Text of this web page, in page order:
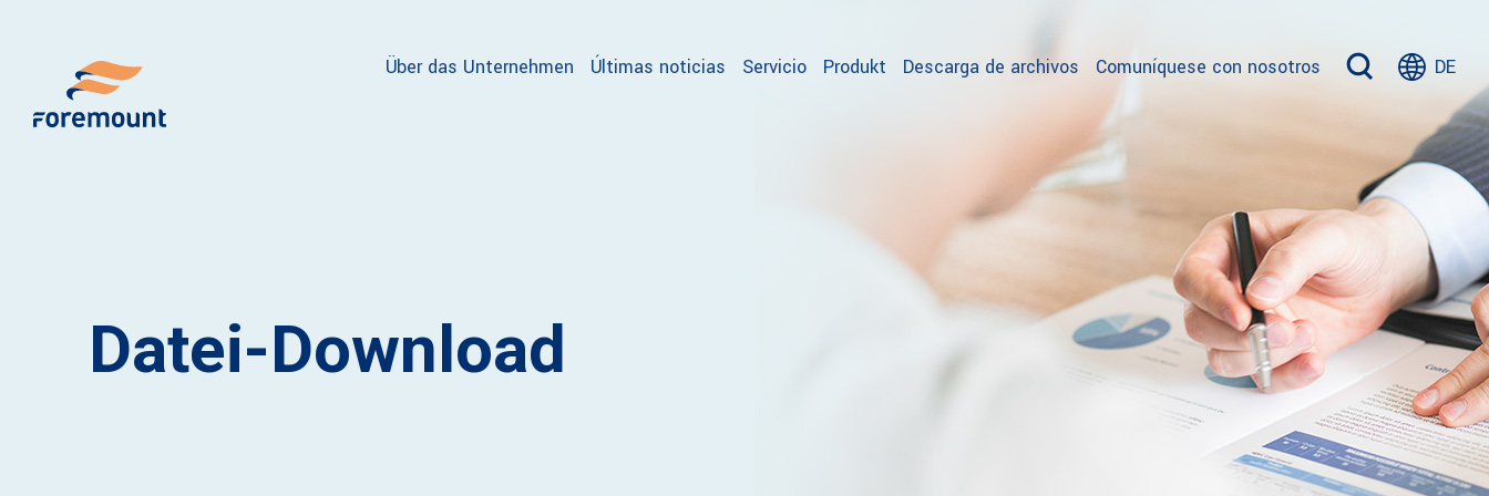
Über das Unternehmen Últimas noticias Servicio Produkt Descarga de archivos Comuníquese con nosotros DE
Datei-Download